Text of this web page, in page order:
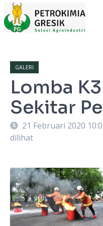
GALERI
Lomba
Sekitar
21 Februari 2020
dilihat